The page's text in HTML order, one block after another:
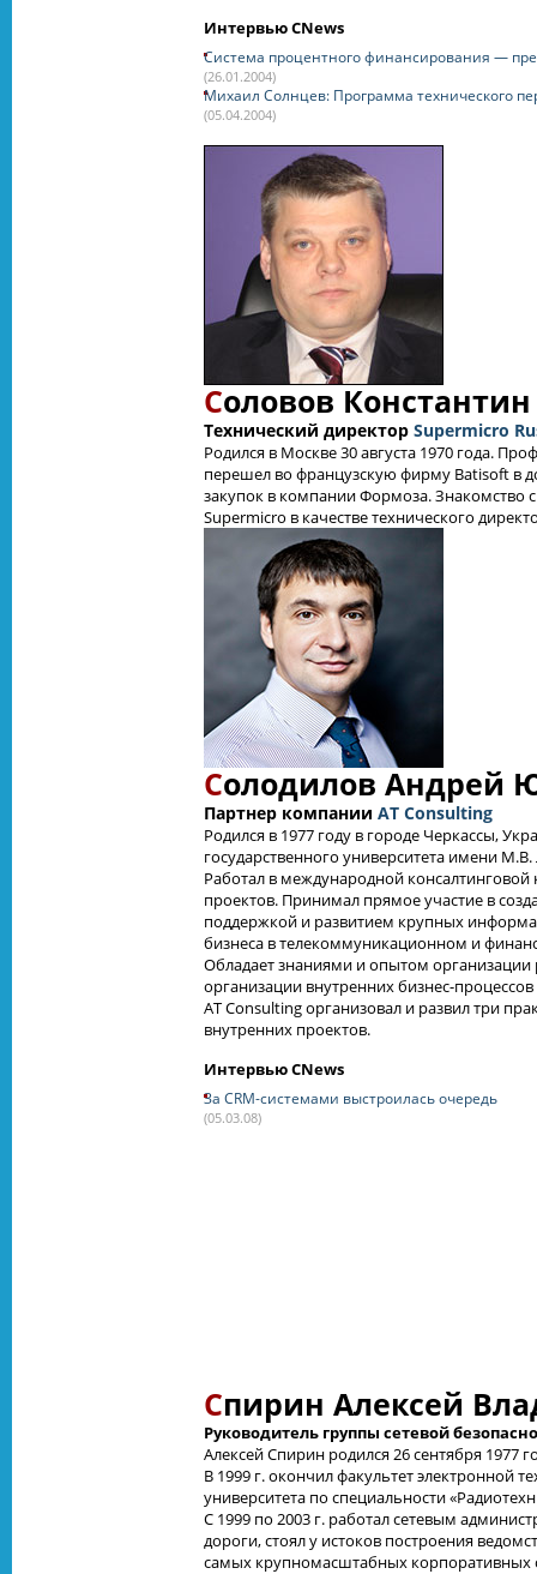
Интервью CNews
Система процентного финансирования —
(26.01.2004)
Михаил Солнцев: Программа технического
(05.04.2004)
Соловов
Технический директор Supermicro
Родился в Москве 30 августа 1970 года.
перешел во французскую фирму Batisoft в
закупок в компании Формоза. Знакомство
Supermicro в качестве технического
Солодилов Андрей
Партнер компании AT Consulting
Родился в 1977 году в городе Черкассы,
государственного университета имени
Работал в международной консалтинговой
проектов. Принимал прямое участие в
поддержкой и развитием крупных
бизнеса в телекоммуникационном и
Обладает знаниями и опытом
организации внутренних бизнес-
AT Consulting организовал и развил три
внутренних проектов.
Интервью CNews
За CRM-системами выстроилась очередь
(05.03.08)
Спирин Алексей
Руководитель группы сетевой
Алексей Спирин родился 26 сентября 1977
В 1999 г. окончил факультет электронной
университета по специальности
С 1999 по 2003 г. работал сетевым
дороги, стоял у истоков построения
самых крупномасштабных корпоративных